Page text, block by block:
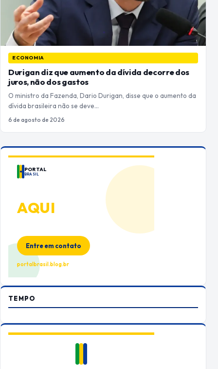
ECONOMIA
Durigan diz que aumento da dívida decorre dos
juros, não dos gastos
O ministro da Fazenda, Dario Durigan, disse que o aumento da
dívida brasileira não se deve…
6 de agosto de 2026
PORTAL
BRASIL
AQUI
Entre em contato
portalbrasil.blog.br
TEMPO